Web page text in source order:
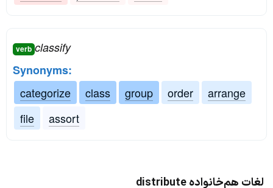
verb classify
Synonyms:
categorize
class group order
arrange
file
assort
لغات هم‌خانواده distribute